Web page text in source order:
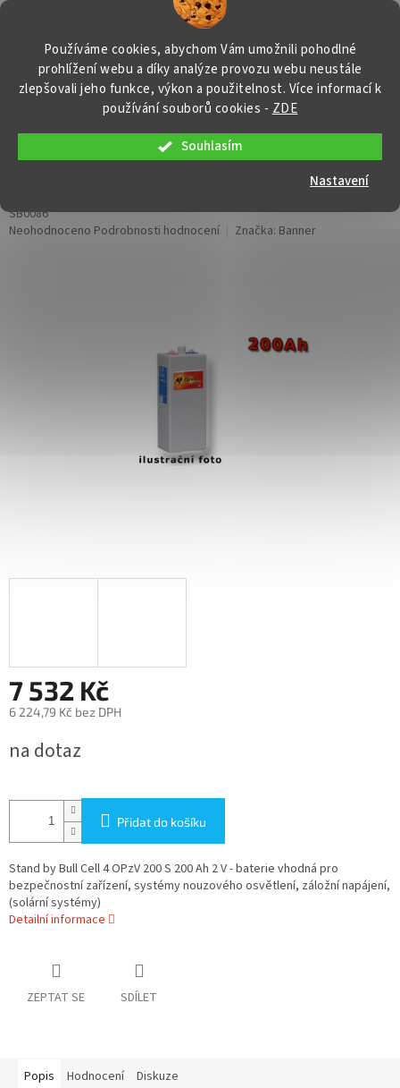
Používáme cookies, abychom Vám umožnili pohodlné
prohlížení webu a díky analýze provozu webu neustále
zlepšovali jeho funkce, výkon a použitelnost. Více informací k
používání souborů cookies - ZDE
Souhlasím
Nastavení
Přejít
KOŠÍK
Stand by Bull Cell 4 OPzV 200 S,
SB0086
Průměrné
Neohodnoceno Podrobnosti hodnocení Značka: Banner
7 532 Kč
6 224,79 Kč bez DPH
cena:
na dotaz
Přidat do košíku
Stand by Bull Cell 4 OPzV 200 S 200 Ah 2 V - baterie vhodná pro
bezpečnostní zařízení, systémy nouzového osvětlení, záložní napájení,
(solární systémy)
Detailní informace
ZEPTAT SE SDÍLET
Popis Hodnocení Diskuze